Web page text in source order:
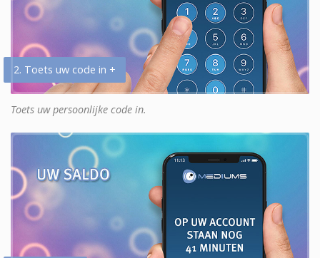
2. Toets uw code in +
Toets uw persoonlijke code in.